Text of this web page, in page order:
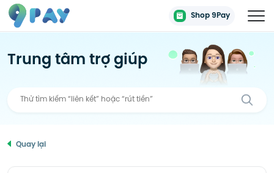
Shop 9Pay
Trung tâm trợ giúp
Quay lại